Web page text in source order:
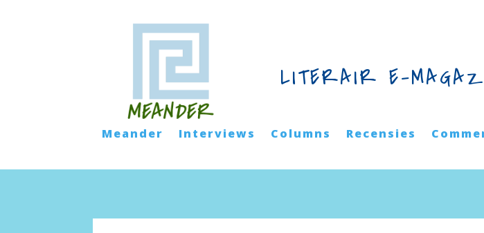
LITERAIR E-
Meander Interviews Columns Recensies